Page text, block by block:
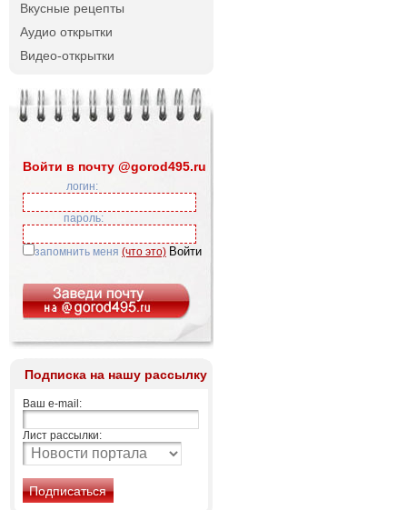
Вкусные рецепты
Аудио открытки
Видео-открытки
Войти в почту @gorod495.ru
логин:
пароль:
запомнить меня (что это)
Подписка на нашу рассылку
Ваш e-mail:
Лист рассылки: